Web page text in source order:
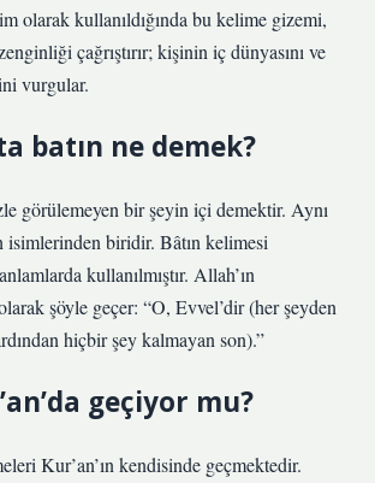
olarak kullanıldığında bu kelime gizemi,
çağrıştırır; kişinin iç dünyasını ve
vurgular.
batın ne demek?
görülemeyen bir şeyin içi demektir. Aynı
isimlerinden biridir. Bâtın kelimesi
kullanılmıştır. Allah’ın
şöyle geçer: “O, Evvel’dir (her şeyden
hiçbir şey kalmayan son).”
geçiyor mu?
Kur’an’ın kendisinde geçmektedir.